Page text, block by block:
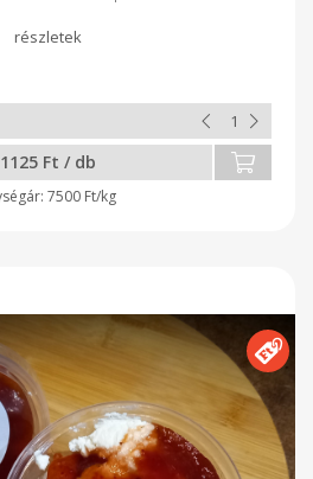
Ezt majd csak jò 2 hèt mùlva
mennyisègben. Egyszerre csak
Ez a sajt a sajtformàba a savò
Harmadàra esik össze ìgy nehèz a
1125 Ft / db
7500 Ft/kg